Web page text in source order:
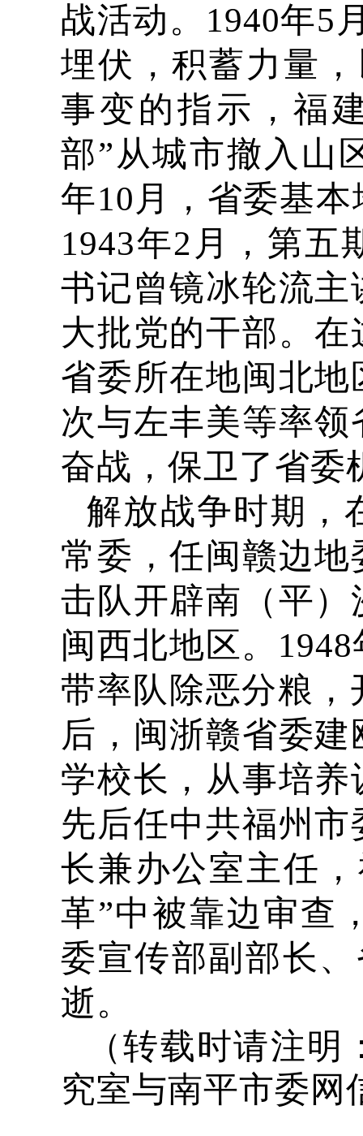
战活动。1940年5
埋伏，积蓄力量
事变的指示，福
部”从城市撤入山
年10月，省委基
1943年2月，第五
书记曾镜冰轮流
大批党的干部。
省委所在地闽北
次与左丰美等率
奋战，保卫了省委
解放战争时期，
常委，任闽赣边
击队开辟南（平
闽西北地区。
带率队除恶分粮，
后，闽浙赣省委
学校长，从事培
先后任中共福州
长兼办公室主任
革”中被靠边审查
委宣传部副部长
逝。
（转载时请注
究室与南平市委网